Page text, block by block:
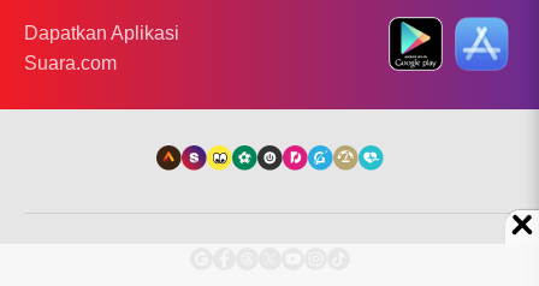
Dapatkan Aplikasi
Suara.com